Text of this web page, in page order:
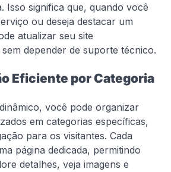
Isso significa que, quando você
ou deseja destacar um
atualizar seu site
depender de suporte técnico.
Eficiente por Categoria
você pode organizar
em categorias específicas,
para os visitantes. Cada
página dedicada, permitindo
detalhes, veja imagens e